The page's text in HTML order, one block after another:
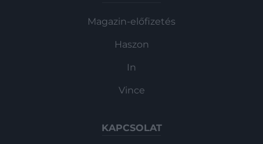
Magazin-előfizetés
Haszon
In
Vince
KAPCSOLAT